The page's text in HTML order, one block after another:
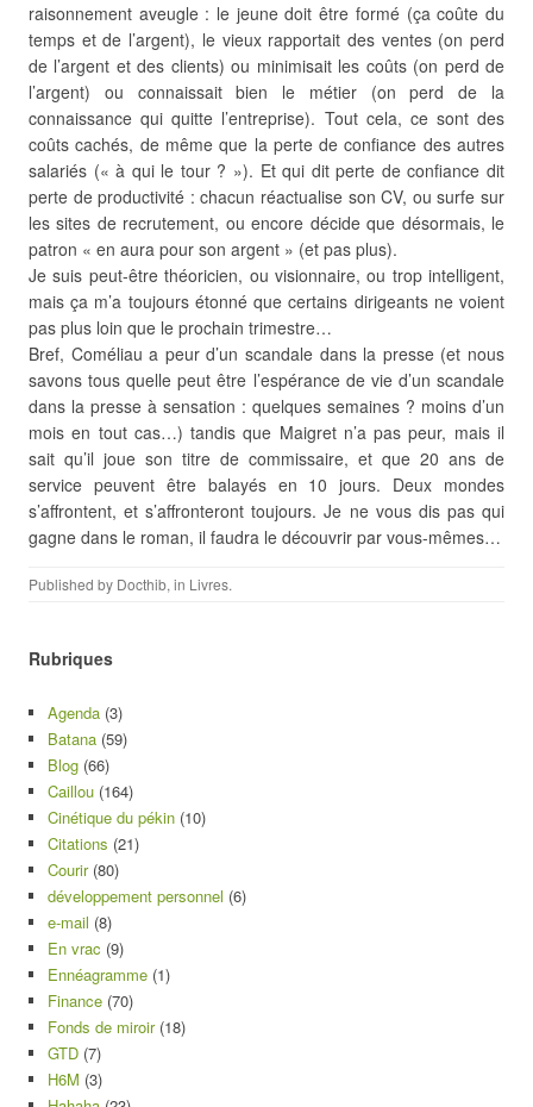
raisonnement aveugle : le jeune doit être formé (ça coûte du
temps et de l’argent), le vieux rapportait des ventes (on perd
de l’argent et des clients) ou minimisait les coûts (on perd de
l’argent) ou connaissait bien le métier (on perd de la
connaissance qui quitte l’entreprise). Tout cela, ce sont des
coûts cachés, de même que la perte de confiance des autres
salariés (« à qui le tour ? »). Et qui dit perte de confiance dit
perte de productivité : chacun réactualise son CV, ou surfe sur
les sites de recrutement, ou encore décide que désormais, le
patron « en aura pour son argent » (et pas plus).
Je suis peut-être théoricien, ou visionnaire, ou trop intelligent,
mais ça m’a toujours étonné que certains dirigeants ne voient
pas plus loin que le prochain trimestre…
Bref, Coméliau a peur d’un scandale dans la presse (et nous
savons tous quelle peut être l’espérance de vie d’un scandale
dans la presse à sensation : quelques semaines ? moins d’un
mois en tout cas…) tandis que Maigret n’a pas peur, mais il
sait qu’il joue son titre de commissaire, et que 20 ans de
service peuvent être balayés en 10 jours. Deux mondes
s’affrontent, et s’affronteront toujours. Je ne vous dis pas qui
gagne dans le roman, il faudra le découvrir par vous-mêmes…
Published by Docthib, in Livres.
Rubriques
Agenda (3)
Batana (59)
Blog (66)
Caillou (164)
Cinétique du pékin (10)
Citations (21)
Courir(80)
développement personnel (6)
e-mail (8)
En vrac (9)
Ennéagramme (1)
Finance (70)
Fonds de miroir(18)
GTD (7)
H6M (3)